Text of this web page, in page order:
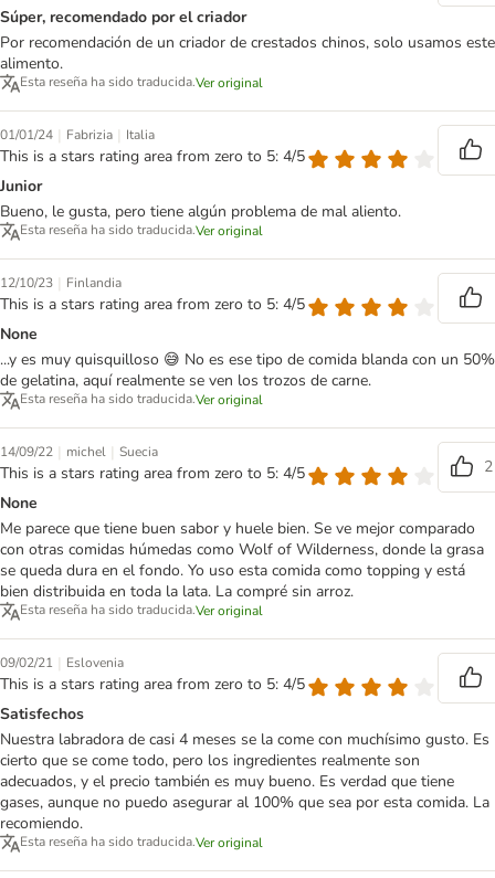
Súper, recomendado por el criador
Por recomendación de un criador de crestados chinos, solo usamos este
alimento.
Esta reseña ha sido traducida.Ver original
01/01/24 | Fabrizia | Italia
This is a stars rating area from zero to 5: 4/5
Junior
Bueno, le gusta, pero tiene algún problema de mal aliento.
Esta reseña ha sido traducida.Ver original
12/10/23 | Finlandia
This is a stars rating area from zero to 5: 4/5
None
...y es muy quisquilloso 😅 No es ese tipo de comida blanda con un 50%
de gelatina, aquí realmente se ven los trozos de carne.
Esta reseña ha sido traducida.Ver original
14/09/22 | michel | Suecia
This is a stars rating area from zero to 5: 4/5
2
None
Me parece que tiene buen sabor y huele bien. Se ve mejor comparado
con otras comidas húmedas como Wolf of Wilderness, donde la grasa
se queda dura en el fondo. Yo uso esta comida como topping y está
bien distribuida en toda la lata. La compré sin arroz.
Esta reseña ha sido traducida.Ver original
09/02/21 | Eslovenia
This is a stars rating area from zero to 5: 4/5
Satisfechos
Nuestra labradora de casi 4 meses se la come con muchísimo gusto. Es
cierto que se come todo, pero los ingredientes realmente son
adecuados, y el precio también es muy bueno. Es verdad que tiene
gases, aunque no puedo asegurar al 100% que sea por esta comida. La
recomiendo.
Esta reseña ha sido traducida.Ver original